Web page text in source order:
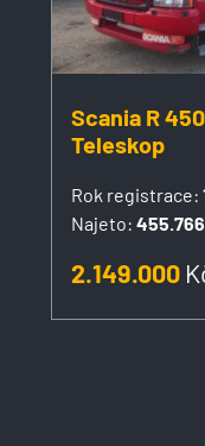
Scania R
Teleskop
Rok registrace:
Najeto:
2.149.000